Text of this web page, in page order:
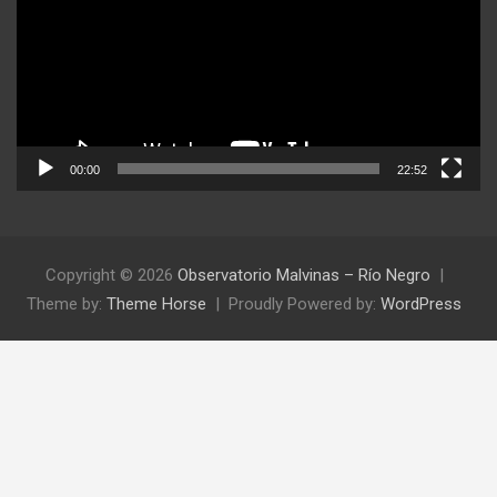
00:00 22:52
Copyright © 2026 Observatorio Malvinas – Río Negro
Theme by: Theme Horse Proudly Powered by: WordPress